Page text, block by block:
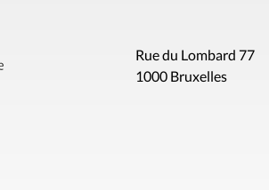
Rue du Lombard 77
1000 Bruxelles